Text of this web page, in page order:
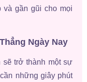
và gần gũi cho mọi
Ngày Nay
sẽ trở thành một sự
những giây phút